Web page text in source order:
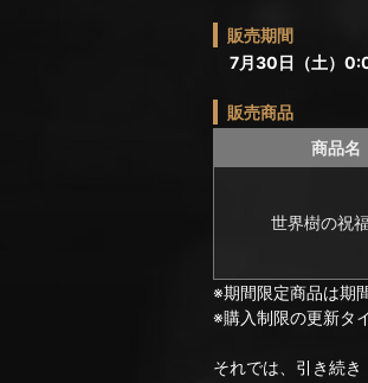
販売期間
7月30日（土）
販売商品
商品名
世界樹の祝
※期間限定商品は期
※購入制限の更新タ
それでは、引き続き